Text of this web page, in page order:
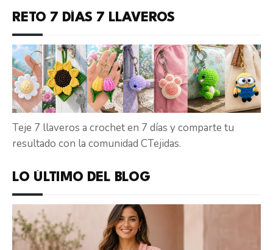
RETO 7 DÍAS 7 LLAVEROS
Teje 7 llaveros a crochet en 7 días y comparte tu
resultado con la comunidad CTejidas.
LO ÚLTIMO DEL BLOG